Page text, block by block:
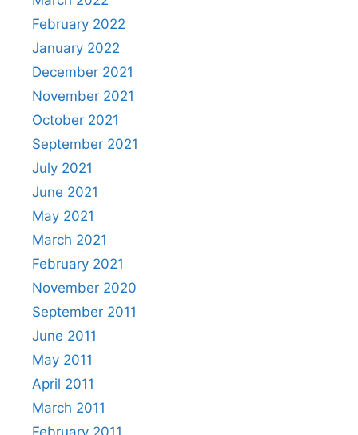
February 2022
January 2022
December 2021
November 2021
October 2021
September 2021
July 2021
June 2021
May 2021
March 2021
February 2021
November 2020
September 2011
June 2011
May 2011
April 2011
March 2011
February 2011